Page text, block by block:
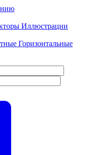
Иллюстрации
Горизонтальные